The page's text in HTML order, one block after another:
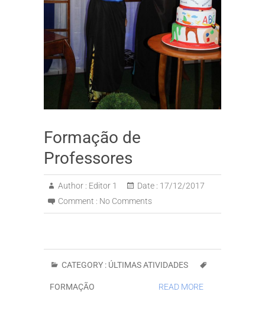
Formação de
Professores
Author : Editor 1 Date : 17/12/2017
Comment : No Comments
CATEGORY : ÚLTIMAS ATIVIDADES
FORMAÇÃO READ MORE